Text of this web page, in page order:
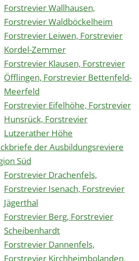
Forstrevier Wallhausen,
Forstrevier Waldböckelheim
Forstrevier Leiwen, Forstrevier
Kordel-Zemmer
Forstrevier Klausen, Forstrevier
Öfflingen, Forstrevier Bettenfeld-
Meerfeld
Forstrevier Eifelhöhe, Forstrevier
Hunsrück, Forstrevier
Lutzerather Höhe
der Ausbildungsreviere
Süd
Forstrevier Drachenfels,
Forstrevier Isenach, Forstrevier
Jägerthal
Forstrevier Berg, Forstrevier
Scheibenhardt
Forstrevier Dannenfels,
Forstrevier Kirchheimbolanden,